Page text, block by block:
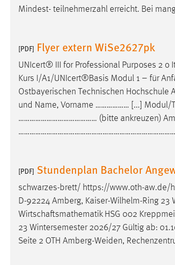
Mindest- teilnehmerzahl erreicht. Bei
[PDF] Flyer extern WiSe2627pk
UNIcert® III for Professional Purposes 2 o
Kurs I/A1/UNIcert®Basis Modul 1 – für
Ostbayerischen Technischen Hochschule
und Name, Vorname ……………… [...]
…………………………………… (bitte ankreuzen)
[PDF] Stundenplan Bachelor
schwarzes-brett/ https://www.oth-aw.de/
D-92224 Amberg, Kaiser-Wilhelm-Ring
Wirtschaftsmathematik HSG 002
23 Wintersemester 2026/27 Gültig ab:
Seite 2 OTH Amberg-Weiden,
Zweck: Conversion-Tracking
EXTERNE MEDIEN
Um Inhalte von Videoplattformen und
Plattformen anzeigen zu können, werden
externen Medien Cookies gesetzt.
YouTube